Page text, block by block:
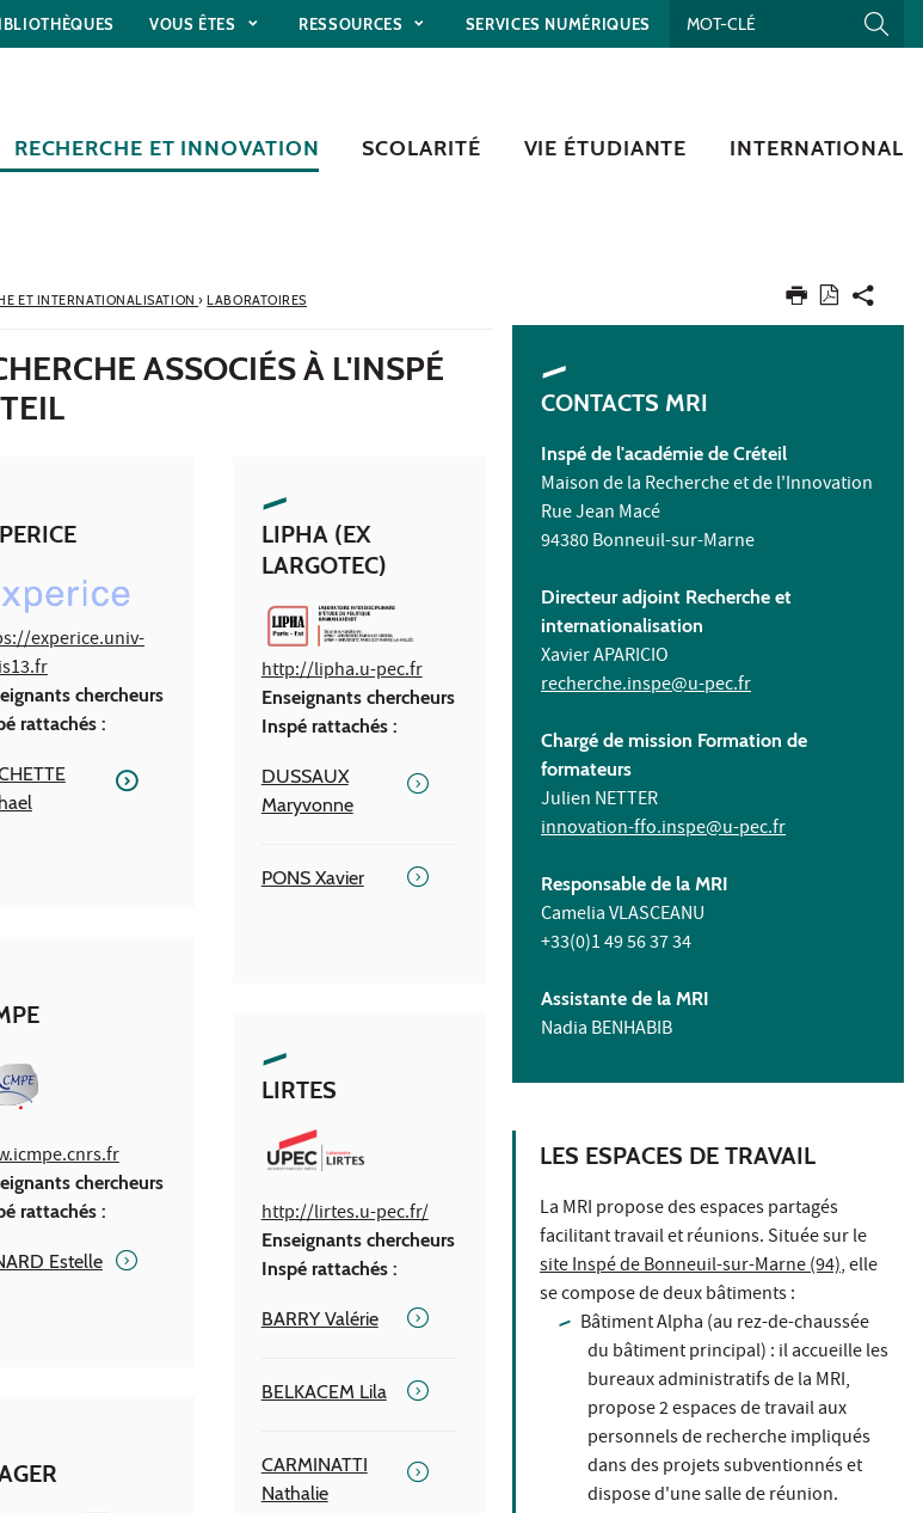
VOUS ÊTES RESSOURCES SERVICES NUMÉRIQUES
RECHERCHE ET INNOVATION SCOLARITÉ VIE ÉTUDIANTE INTERNATIONAL
ET INTERNATIONALISATION› LABORATOIRES
ASSOCIÉS À L'INSPÉ
experice.univ-
chercheurs
rattachés :
chercheurs
rattachés :
Estelle
LIPHA (EX
LARGOTEC)
http://lipha.u-pec.fr
Enseignants chercheurs
Inspé rattachés :
DUSSAUX
Maryvonne
PONS Xavier
LIRTES
http://lirtes.u-pec.fr/
Enseignants chercheurs
Inspé rattachés :
BARRY Valérie
BELKACEM Lila
CARMINATTI
Nathalie
CONTACTS MRI
Inspé de l'académie de Créteil
Maison de la Recherche et de l'Innovation
Rue Jean Macé
94380 Bonneuil-sur-Marne
Directeur adjoint Recherche et
internationalisation
Xavier APARICIO
recherche.inspe@u-pec.fr
Chargé de mission Formation de
formateurs
Julien NETTER
innovation-ffo.inspe@u-pec.fr
Responsable de la MRI
Camelia VLASCEANU
+33(0)1 49 56 37 34
Assistante de la MRI
Nadia BENHABIB
LES ESPACES DE TRAVAIL
La MRI propose des espaces partagés
facilitant travail et réunions. Située sur le
site Inspé de Bonneuil-sur-Marne (94), elle
se compose de deux bâtiments :
Bâtiment Alpha (au rez-de-chaussée
du bâtiment principal) : il accueille les
bureaux administratifs de la MRI,
propose 2 espaces de travail aux
personnels de recherche impliqués
dans des projets subventionnés et
dispose d'une salle de réunion.